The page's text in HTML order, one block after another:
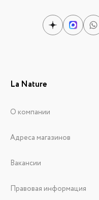
La Nature
О компании
Адреса магазинов
Вакансии
Правовая информация